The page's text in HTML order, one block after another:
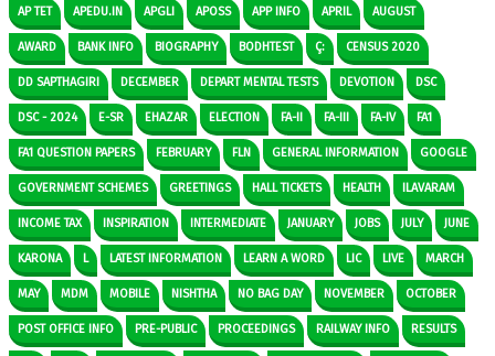
AP TET APEDU.IN APGLI APOSS APP INFO APRIL AUGUST
AWARD BANK INFO BIOGRAPHY BODHTEST Ç: CENSUS 2020
DD SAPTHAGIRI DECEMBER DEPART MENTAL TESTS DEVOTION DSC
DSC - 2024 E-SR EHAZAR ELECTION FA-II FA-III FA-IV FA1
FA1 QUESTION PAPERS FEBRUARY FLN GENERAL INFORMATION GOOGLE
GOVERNMENT SCHEMES GREETINGS HALL TICKETS HEALTH ILAVARAM
INCOME TAX INSPIRATION INTERMEDIATE JANUARY JOBS JULY JUNE
KARONA L LATEST INFORMATION LEARN A WORD LIC LIVE MARCH
MAY MDM MOBILE NISHTHA NO BAG DAY NOVEMBER OCTOBER
POST OFFICE INFO PRE-PUBLIC PROCEEDINGS RAILWAY INFO RESULTS